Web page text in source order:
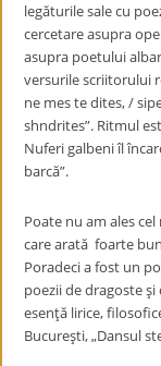
legăturile sale cu
cercetare asupra
asupra poetului
versurile scriitorului
ne mes te dites, /
shndrites”. Ritmul
Nuferi galbeni îl
barcă”.
Poate nu am ales
care arată foarte
Poradeci a fost un
poezii de dragoste
esenţă lirice,
Bucureşti, „Dansul